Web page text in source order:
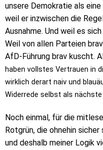
unsere Demokratie als
weil er inzwischen die
Ausnahme. Und weil es
Weil von allen Parteien
AfD-Führung brav kuscht.
haben vollstes Vertrauen in
wirklich derart naiv und
Widerrede selbst als
Noch einmal, für die
Rotgrün, die ohnehin
und deshalb meiner Logik